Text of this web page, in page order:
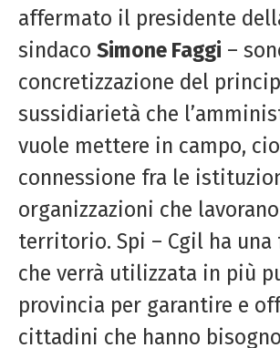
affermato il presidente
sindaco Simone Faggi –
concretizzazione del
sussidiarietà che
vuole mettere in campo,
connessione fra le
organizzazioni che
territorio. Spi – Cgil ha
che verrà utilizzata in più
provincia per garantire e
cittadini che hanno